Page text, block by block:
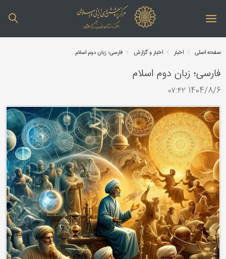
صفحه اصلی اخبار اخبار و گزارش فارسی؛ زبان دوم اسلام
فارسی؛ زبان دوم اسلام
1404/8/6 ۰۷:۴۲